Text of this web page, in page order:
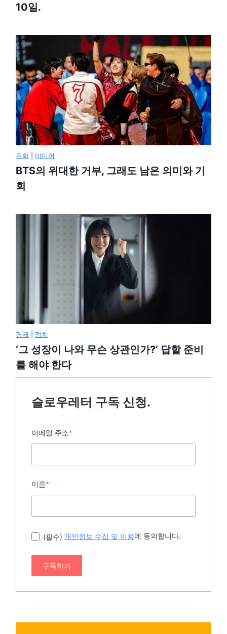
10일.
문화 미디어
BTS의 위대한 거부, 그래도 남은 의미와 기
회
경제 정치
‘그 성장이 나와 무슨 상관인가?’ 답할 준비
를 해야 한다
슬로우레터 구독 신청.
이메일 주소*
이름*
(필수) 개인정보 수집 및 이용에 동의합니다.
구독하기